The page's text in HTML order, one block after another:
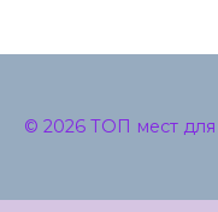
© 2026 ТОП мест